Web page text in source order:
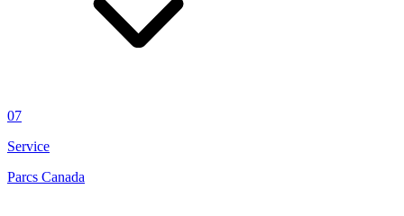
07
Service
Parcs Canada